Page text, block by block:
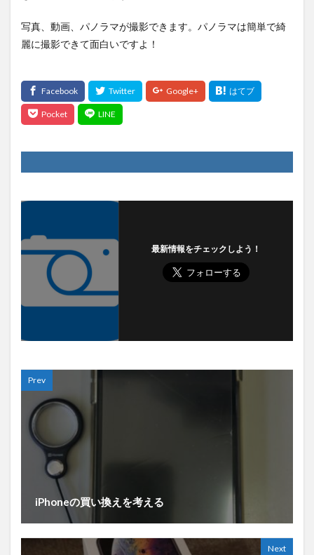
写真、動画、パノラマが撮影できます。パノラマは簡単で綺
麗に撮影できて面白いですよ！
最新情報をチェックしよう！
Prev
iPhoneの買い換えを考える
Next